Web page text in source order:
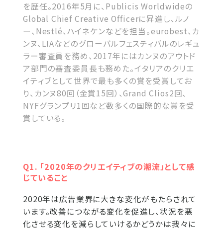
を歴任。2016年5月に、Publicis Worldwideの
Global Chief Creative Officerに昇進し、ルノ
ー、Nestlé、ハイネケンなどを担当。eurobest、カ
ンヌ、LIAなどのグローバルフェスティバルのレギュ
ラー審査員を務め、2017年にはカンヌのアウトド
ア部門の審査委員長も務めた。イタリアのクリエ
イティブとして世界で最も多くの賞を受賞してお
り、カンヌ80回（金賞15回）、Grand Clios2回、
NYFグランプリ1回など数多くの国際的な賞を受
賞している。
Q1. 「2020年のクリエイティブの潮流」として感
じていること
2020年は広告業界に大きな変化がもたらされて
います。改善につながる変化を促進し、状況を悪
化させる変化を減らしていけるかどうかは我々に